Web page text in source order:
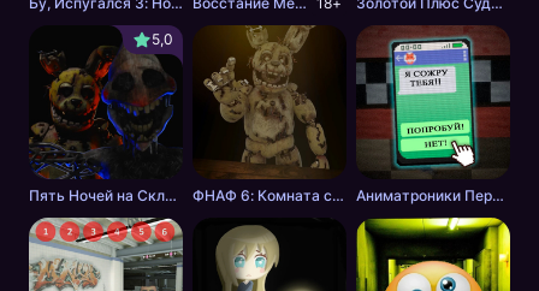
5,0
Пять Ночей на Складе - ФНАФ фан-игра ФНАФ 6: Комната спасения Аниматроники Переписки и Выживание